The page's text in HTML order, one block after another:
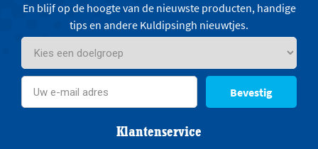
En blijf op de hoogte van de nieuwste producten, handige
tips en andere Kuldipsingh nieuwtjes.
Bevestig
Klantenservice